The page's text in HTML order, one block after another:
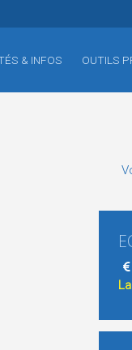
& INFOS OUTILS